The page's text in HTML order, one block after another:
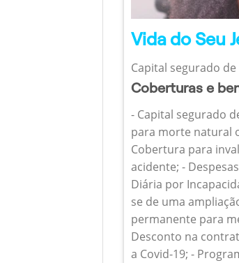
Vida do Seu
Capital segurado
Coberturas e
- Capital segurado
para morte natural
Cobertura para
acidente; -
Diária por
se de uma
permanente para
Desconto na
a Covid-19; -